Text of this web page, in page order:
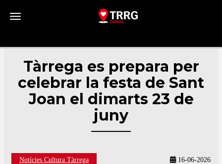
Toggle navigation
Tàrrega es prepara per
celebrar la festa de Sant
Joan el dimarts 23 de
juny
Notícies Cultura Tàrrega 16-06-2026